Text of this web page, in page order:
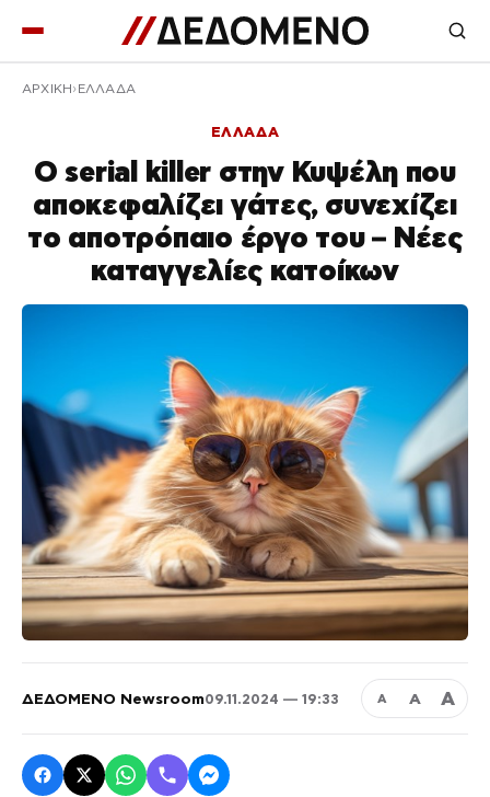
ΑΡΧΙΚΉ ΕΛΛΑΔΑ
ΕΛΛΑΔΑ
Ο serial killer στην Κυψέλη που
αποκεφαλίζει γάτες, συνεχίζει
το αποτρόπαιο έργο του – Νέες
καταγγελίες κατοίκων
ΔΕΔΟΜΕΝΟ Newsroom09.11.2024 — 19:33 Α Α Α